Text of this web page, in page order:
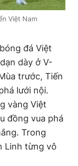
Việt Nam
đá Việt
dày ở V-
trước, Tiến
lưới nội.
vàng Việt
đồng vua phá
Trong
Linh từng vô